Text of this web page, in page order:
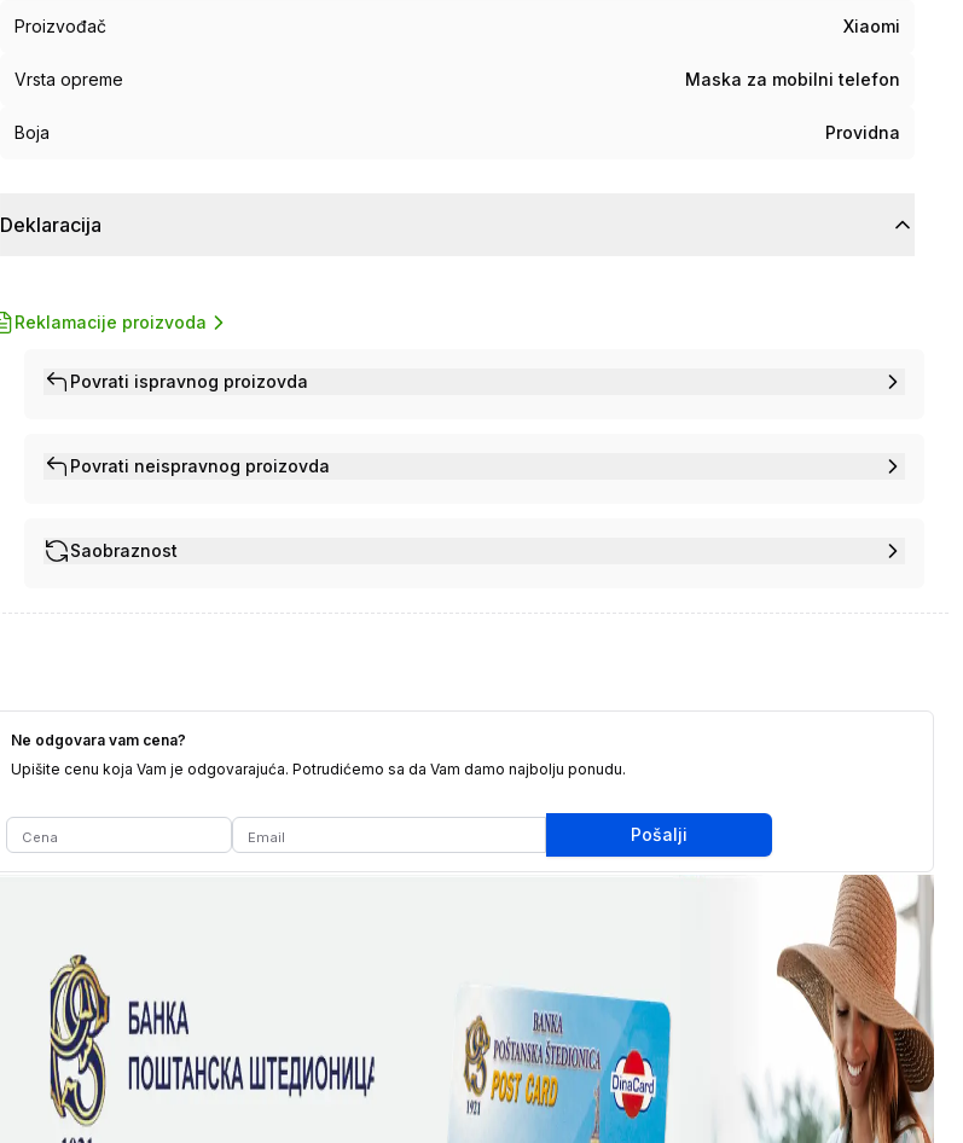
Proizvođač Xiaomi
Vrsta opreme Maska za mobilni telefon
Boja Providna
Deklaracija
Reklamacije proizvoda
Povrati ispravnog proizovda
Povrati neispravnog proizovda
Saobraznost
Ne odgovara vam cena?
Upišite cenu koja Vam je odgovarajuća. Potrudićemo sa da Vam damo najbolju ponudu.
Pošalji